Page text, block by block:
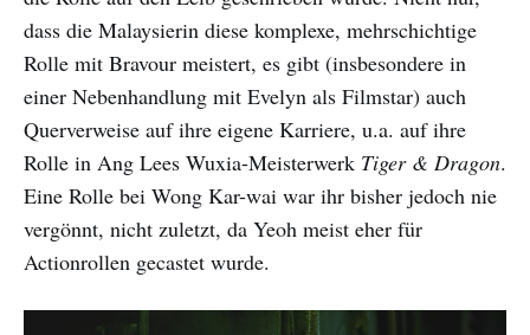
dass die Malaysierin diese komplexe, mehrschichtige
Rolle mit Bravour meistert, es gibt (insbesondere in
einer Nebenhandlung mit Evelyn als Filmstar) auch
Querverweise auf ihre eigene Karriere, u.a. auf ihre
Rolle in Ang Lees Wuxia-Meisterwerk Tiger & Dragon.
Eine Rolle bei Wong Kar-wai war ihr bisher jedoch nie
vergönnt, nicht zuletzt, da Yeoh meist eher für
Actionrollen gecastet wurde.